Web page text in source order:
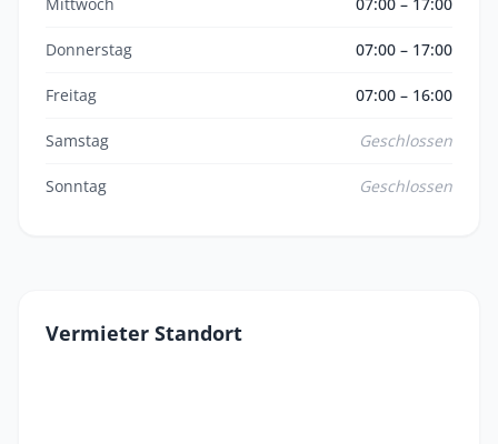
Donnerstag 07:00 – 17:00
Freitag 07:00 – 16:00
Samstag Geschlossen
Sonntag Geschlossen
Vermieter Standort